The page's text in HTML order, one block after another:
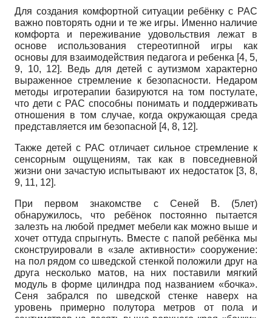
Для создания комфортной ситуации ребёнку с РАС
важно повторять одни и те же игры. Именно наличие
комфорта и переживание удовольствия лежат в
основе использования стереотипной игры как
основы для взаимодействия педагога и ребенка [4, 5,
9, 10, 12]. Ведь для детей с аутизмом характерно
выраженное стремление к безопасности. Недаром
методы игротерапии базируются на том постулате,
что дети с РАС способны понимать и поддерживать
отношения в том случае, когда окружающая среда
представляется им безопасной [4, 8, 12].
Также детей с РАС отличает сильное стремление к
сенсорным ощущениям, так как в повседневной
жизни они зачастую испытывают их недостаток [3, 8,
9, 11, 12].
При первом знакомстве с Сеней В. (5лет)
обнаружилось, что ребёнок постоянно пытается
залезть на любой предмет мебели как можно выше и
хочет оттуда спрыгнуть. Вместе с папой ребёнка мы
сконструировали в «зале активности» сооружение:
на пол рядом со шведской стенкой положили друг на
друга несколько матов, на них поставили мягкий
модуль в форме цилиндра под названием «бочка».
Сеня забрался по шведской стенке наверх на
уровень примерно полутора метров от пола и